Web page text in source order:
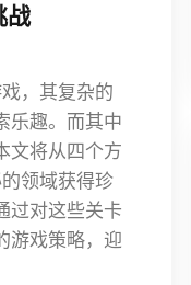
战
，其复杂的
乐趣。而其中
文将从四个方
领域获得珍
过对这些关卡
游戏策略，迎